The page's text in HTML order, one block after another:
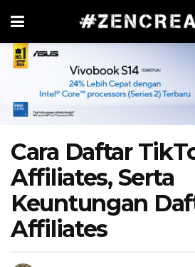
Cara Daftar
Affiliates, Serta
Keuntungan
Affiliates